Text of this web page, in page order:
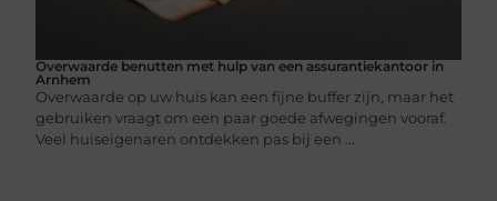
Overwaarde benutten met hulp van een assurantiekantoor in
Arnhem
Overwaarde op uw huis kan een fijne buffer zijn, maar het
gebruiken vraagt om een paar goede afwegingen vooraf.
Veel huiseigenaren ontdekken pas bij een ...